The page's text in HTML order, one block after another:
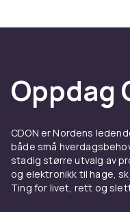
Oppdag
CDON er Nordens
både små
stadig større utvalg av
og elektronikk til hage,
Ting for livet, rett og